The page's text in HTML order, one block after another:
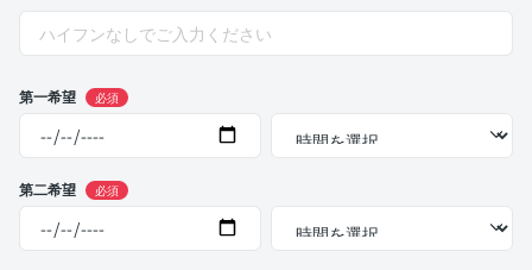
第一希望 必須
第二希望 必須